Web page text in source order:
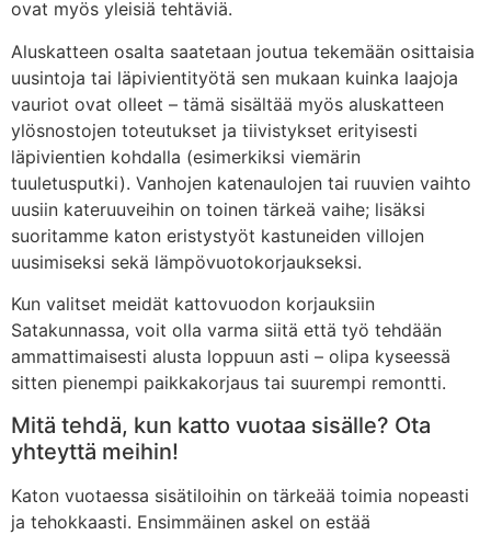
ovat myös yleisiä tehtäviä.
Aluskatteen osalta saatetaan joutua tekemään osittaisia
uusintoja tai läpivientityötä sen mukaan kuinka laajoja
vauriot ovat olleet – tämä sisältää myös aluskatteen
ylösnostojen toteutukset ja tiivistykset erityisesti
läpivientien kohdalla (esimerkiksi viemärin
tuuletusputki). Vanhojen katenaulojen tai ruuvien vaihto
uusiin kateruuveihin on toinen tärkeä vaihe; lisäksi
suoritamme katon eristystyöt kastuneiden villojen
uusimiseksi sekä lämpövuotokorjaukseksi.
Kun valitset meidät kattovuodon korjauksiin
Satakunnassa, voit olla varma siitä että työ tehdään
ammattimaisesti alusta loppuun asti – olipa kyseessä
sitten pienempi paikkakorjaus tai suurempi remontti.
Mitä tehdä, kun katto vuotaa sisälle? Ota
yhteyttä meihin!
Katon vuotaessa sisätiloihin on tärkeää toimia nopeasti
ja tehokkaasti. Ensimmäinen askel on estää